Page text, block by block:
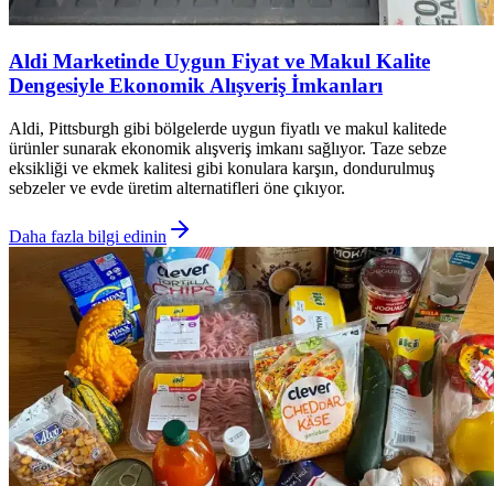
Aldi Marketinde Uygun Fiyat ve Makul Kalite
Dengesiyle Ekonomik Alışveriş İmkanları
Aldi, Pittsburgh gibi bölgelerde uygun fiyatlı ve makul kalitede
ürünler sunarak ekonomik alışveriş imkanı sağlıyor. Taze sebze
eksikliği ve ekmek kalitesi gibi konulara karşın, dondurulmuş
sebzeler ve evde üretim alternatifleri öne çıkıyor.
Daha fazla bilgi edinin